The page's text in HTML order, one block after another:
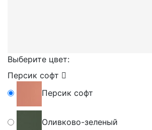
Выберите цвет:
Персик софт
Персик софт
Оливково-зеленый